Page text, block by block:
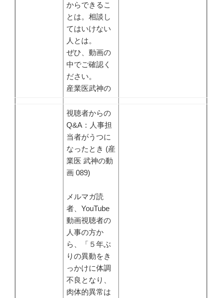
からできるこ
とは。相談し
てはいけない
人とは。
ぜひ、動画の
中でご確認く
ださい。
産業医武神の
視聴者からの
Q&A：人事担
当者がうつに
なったとき (産
業医 武神の動
画 089)
メルマガ読
者、YouTube
動画視聴者の
人事の方か
ら、「５年ぶ
りの異動をき
っかけに体調
不良となり、
肉体的異常は